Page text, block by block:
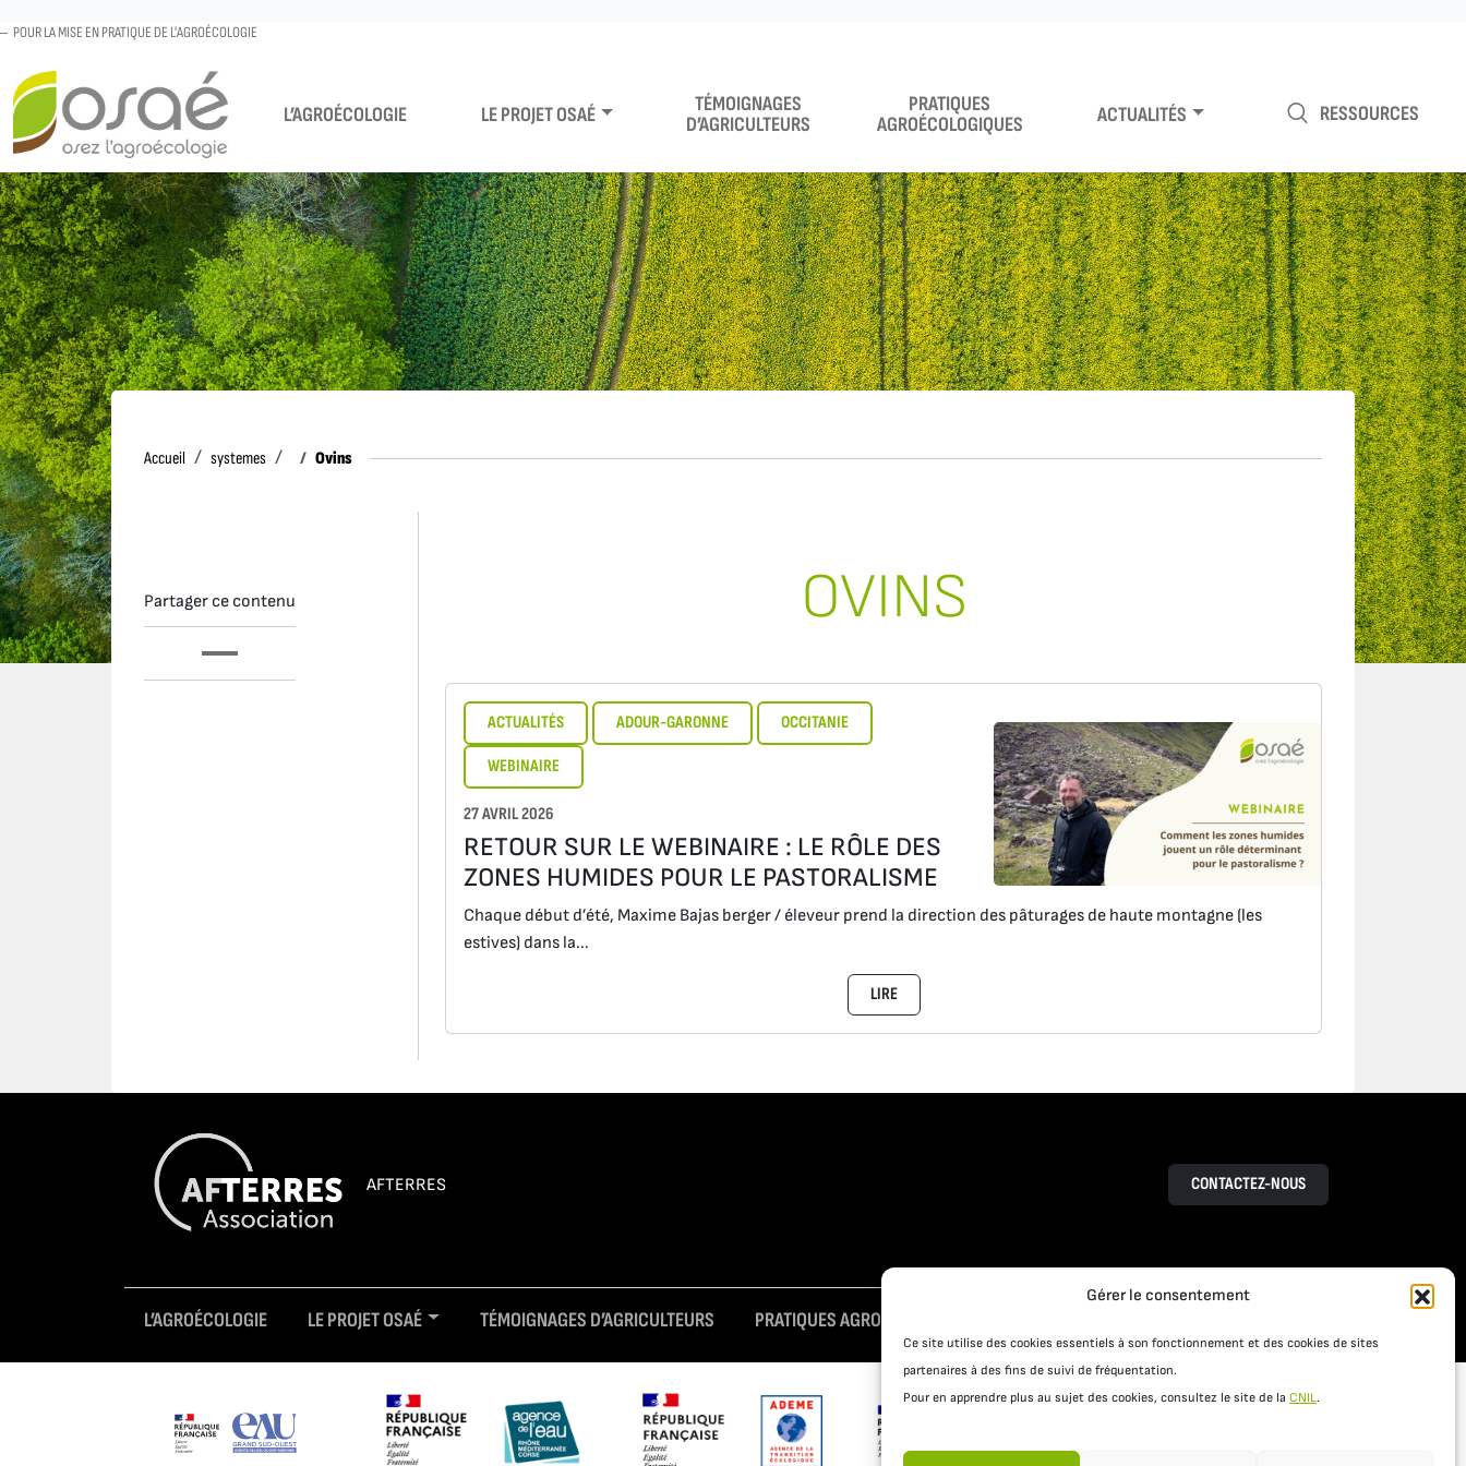
Gérer le consentement
Ce site utilise des cookies essentiels à son fonctionnement et des cookies de sites
partenaires à des fins de suivi de fréquentation.
Pour en apprendre plus au sujet des cookies, consultez le site de la CNIL.
POUR LA MISE EN PRATIQUE DE L'AGROÉCOLOGIE
L’AGROÉCOLOGIE LE PROJET OSAÉ
TÉMOIGNAGES
D’AGRICULTEURS
PRATIQUES
AGROÉCOLOGIQUES
ACTUALITÉS RESSOURCES
Accueil Accueilsystemes Ovins
Partager ce contenu OVINS
ACTUALITÉS ADOUR-GARONNE OCCITANIE
WEBINAIRE
27 AVRIL 2026
RETOUR SUR LE WEBINAIRE : LE RÔLE DES
ZONES HUMIDES POUR LE PASTORALISME
Chaque début d’été, Maxime Bajas berger / éleveur prend la direction des pâturages de haute montagne (les
estives) dans la...
LIRE
AFTERRES CONTACTEZ-NOUS
L’AGROÉCOLOGIE LE PROJET OSAÉ TÉMOIGNAGES D’AGRICULTEURS PRATIQUES AGROÉCOLOGIQUES